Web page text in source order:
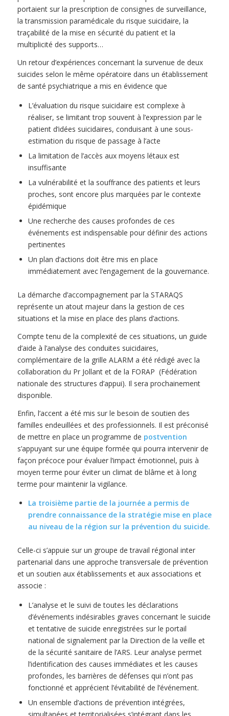
portaient sur la prescription de consignes de surveillance,
la transmission paramédicale du risque suicidaire, la
traçabilité de la mise en sécurité du patient et la
multiplicité des supports…
Un retour d’expériences concernant la survenue de deux
suicides selon le même opératoire dans un établissement
de santé psychiatrique a mis en évidence que
L’évaluation du risque suicidaire est complexe à
réaliser, se limitant trop souvent à l’expression par le
patient d’idées suicidaires, conduisant à une sous-
estimation du risque de passage à l’acte
La limitation de l’accès aux moyens létaux est
insuffisante
La vulnérabilité et la souffrance des patients et leurs
proches, sont encore plus marquées par le contexte
épidémique
Une recherche des causes profondes de ces
événements est indispensable pour définir des actions
pertinentes
Un plan d’actions doit être mis en place
immédiatement avec l’engagement de la gouvernance.
La démarche d’accompagnement par la STARAQS
représente un atout majeur dans la gestion de ces
situations et la mise en place des plans d’actions.
Compte tenu de la complexité de ces situations, un guide
d’aide à l’analyse des conduites suicidaires,
complémentaire de la grille ALARM a été rédigé avec la
collaboration du Pr Jollant et de la FORAP (Fédération
nationale des structures d’appui). Il sera prochainement
disponible.
Enfin, l’accent a été mis sur le besoin de soutien des
familles endeuillées et des professionnels. Il est préconisé
de mettre en place un programme de postvention
s’appuyant sur une équipe formée qui pourra intervenir de
façon précoce pour évaluer l’impact émotionnel, puis à
moyen terme pour éviter un climat de blâme et à long
terme pour maintenir la vigilance.
La troisième partie de la journée a permis de
prendre connaissance de la stratégie mise en place
au niveau de la région sur la prévention du suicide.
Celle-ci s’appuie sur un groupe de travail régional inter
partenarial dans une approche transversale de prévention
et un soutien aux établissements et aux associations et
associe :
L’analyse et le suivi de toutes les déclarations
d’événements indésirables graves concernant le suicide
et tentative de suicide enregistrées sur le portail
national de signalement par la Direction de la veille et
de la sécurité sanitaire de l’ARS. Leur analyse permet
l’identification des causes immédiates et les causes
profondes, les barrières de défenses qui n’ont pas
fonctionné et apprécient l’évitabilité de l’événement.
Un ensemble d’actions de prévention intégrées,